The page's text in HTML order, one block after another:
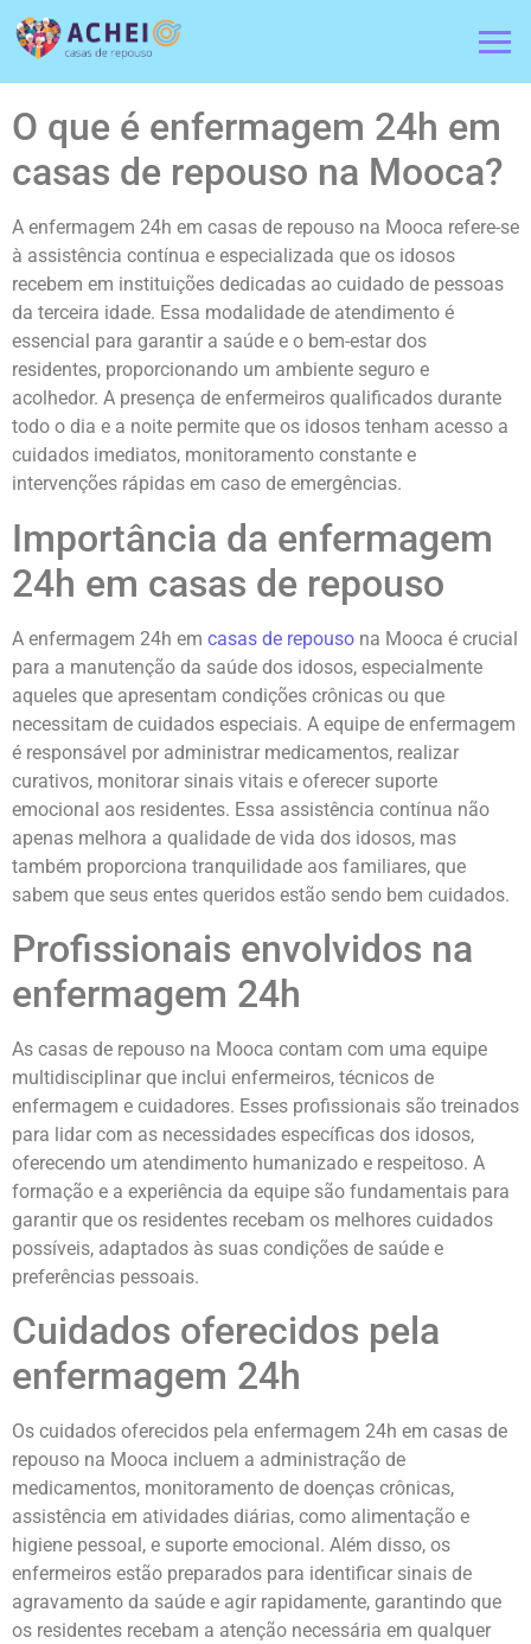
O que é enfermagem 24h em
casas de repouso na Mooca?
A enfermagem 24h em casas de repouso na Mooca refere-se
à assistência contínua e especializada que os idosos
recebem em instituições dedicadas ao cuidado de pessoas
da terceira idade. Essa modalidade de atendimento é
essencial para garantir a saúde e o bem-estar dos
residentes, proporcionando um ambiente seguro e
acolhedor. A presença de enfermeiros qualificados durante
todo o dia e a noite permite que os idosos tenham acesso a
cuidados imediatos, monitoramento constante e
intervenções rápidas em caso de emergências.
Importância da enfermagem
24h em casas de repouso
A enfermagem 24h em casas de repouso na Mooca é crucial
para a manutenção da saúde dos idosos, especialmente
aqueles que apresentam condições crônicas ou que
necessitam de cuidados especiais. A equipe de enfermagem
é responsável por administrar medicamentos, realizar
curativos, monitorar sinais vitais e oferecer suporte
emocional aos residentes. Essa assistência contínua não
apenas melhora a qualidade de vida dos idosos, mas
também proporciona tranquilidade aos familiares, que
sabem que seus entes queridos estão sendo bem cuidados.
Profissionais envolvidos na
enfermagem 24h
As casas de repouso na Mooca contam com uma equipe
multidisciplinar que inclui enfermeiros, técnicos de
enfermagem e cuidadores. Esses profissionais são treinados
para lidar com as necessidades específicas dos idosos,
oferecendo um atendimento humanizado e respeitoso. A
formação e a experiência da equipe são fundamentais para
garantir que os residentes recebam os melhores cuidados
possíveis, adaptados às suas condições de saúde e
preferências pessoais.
Cuidados oferecidos pela
enfermagem 24h
Os cuidados oferecidos pela enfermagem 24h em casas de
repouso na Mooca incluem a administração de
medicamentos, monitoramento de doenças crônicas,
assistência em atividades diárias, como alimentação e
higiene pessoal, e suporte emocional. Além disso, os
enfermeiros estão preparados para identificar sinais de
agravamento da saúde e agir rapidamente, garantindo que
os residentes recebam a atenção necessária em qualquer